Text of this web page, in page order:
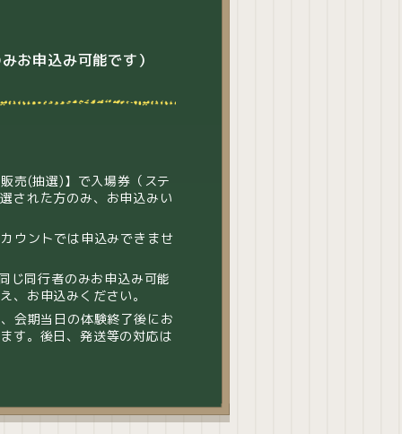
お申込み可能です）
売(抽選)】で入場券（ステ
された方のみ、お申込みい
ウントでは申込みできませ
じ同行者のみお申込み可能
、お申込みください。
会期当日の体験終了後にお
す。後日、発送等の対応は